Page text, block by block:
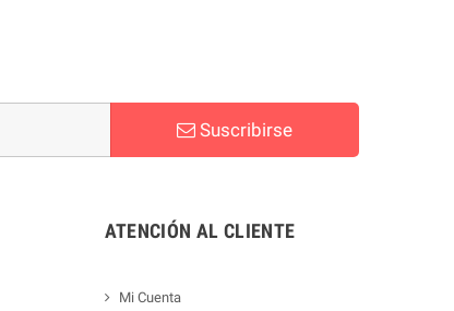
Suscribirse
ATENCIÓN AL CLIENTE
Mi Cuenta